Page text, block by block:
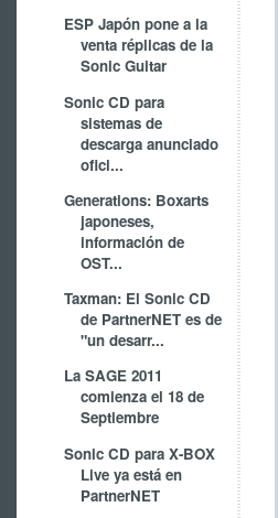
ESP Japón pone a la
venta réplicas de la
Sonic Guitar
Sonic CD para
sistemas de
descarga anunciado
ofici...
Generations: Boxarts
japoneses,
información de
OST...
Taxman: El Sonic CD
de PartnerNET es de
"un desarr...
La SAGE 2011
comienza el 18 de
Septiembre
Sonic CD para X-BOX
Live ya está en
PartnerNET